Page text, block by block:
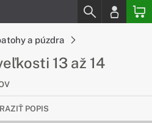
a púzdra
13 až 14
kdekoľvek
POPIS